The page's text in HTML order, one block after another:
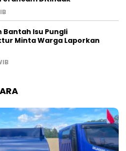
Bantah Isu Pungli
Minta Warga Laporkan